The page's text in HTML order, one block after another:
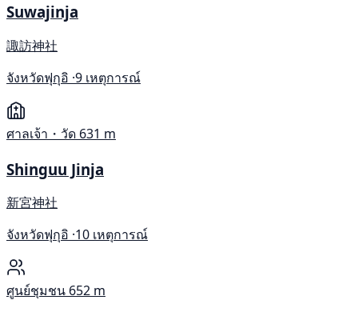
Suwajinja
諏訪神社
จังหวัดฟุกุอิ ·9 เหตุการณ์
ศาลเจ้า・วัด 631 m
Shinguu Jinja
新宮神社
จังหวัดฟุกุอิ ·10 เหตุการณ์
ศูนย์ชุมชน 652 m